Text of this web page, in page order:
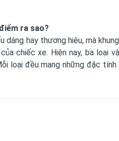
ra sao?
dáng hay thương hiệu, mà
chiếc xe. Hiện nay, ba loại
loại đều mang những đặc tính